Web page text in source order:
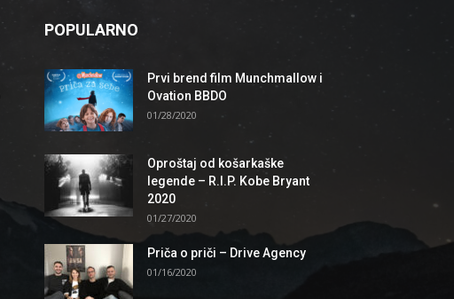
POPULARNO
Prvi brend film Munchmallow i
Ovation BBDO
01/28/2020
Oproštaj od košarkaške
legende – R.I.P. Kobe Bryant
2020
01/27/2020
Priča o priči – Drive Agency
01/16/2020